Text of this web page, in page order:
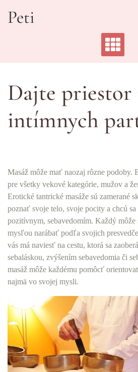
Peti
Dajte priestor
intímnych
Masáž môže mať naozaj rôzne podoby.
pre všetky vekové kategórie, mužov a
Erotické tantrické masáže sú zamerané
poznať svoje telo, svoje pocity a chcú
pozitívnym, sebavedomím. Každý môže
mysľou narábať podľa svojich
vás má naviesť na cestu, ktorá sa
sebaláskou, zvýšením sebavedomia či
masáž môže každému pomôcť
najmä vo svojej mysli.